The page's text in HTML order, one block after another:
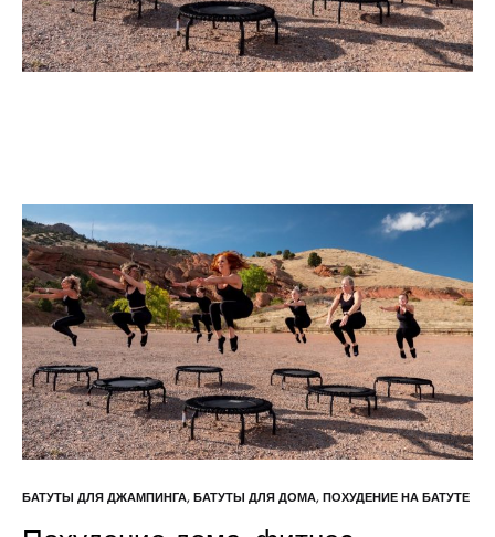
БАТУТЫ ДЛЯ ДЖАМПИНГА, БАТУТЫ ДЛЯ ДОМА, ПОХУДЕНИЕ НА БАТУТЕ